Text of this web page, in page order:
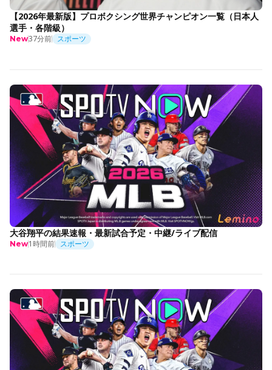
【2026年最新版】プロボクシング世界チャンピオン一覧（日本人
選手・各階級）
New37分前 スポーツ
大谷翔平の結果速報・最新試合予定・中継/ライブ配信
New1時間前 スポーツ